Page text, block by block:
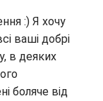
:) Я хочу
ваші добрі
в деяких
боляче від